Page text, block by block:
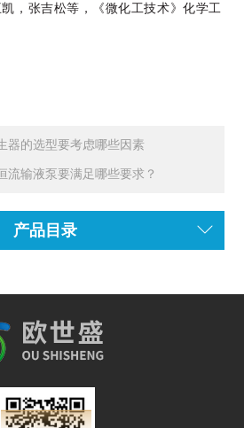
，张吉松等，《微化工技术》化学工
器的选型要考虑哪些因素
流输液泵要满足哪些要求？
产品目录